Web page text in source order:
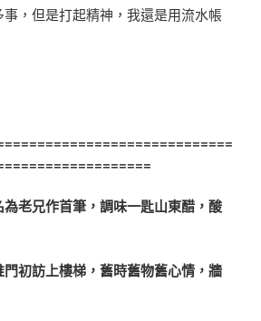
，但是打起精神，我還是用流水帳
老兄作首筆，調味一匙山東醋，酸
初訪上樓梯，舊時舊物舊心情，牆